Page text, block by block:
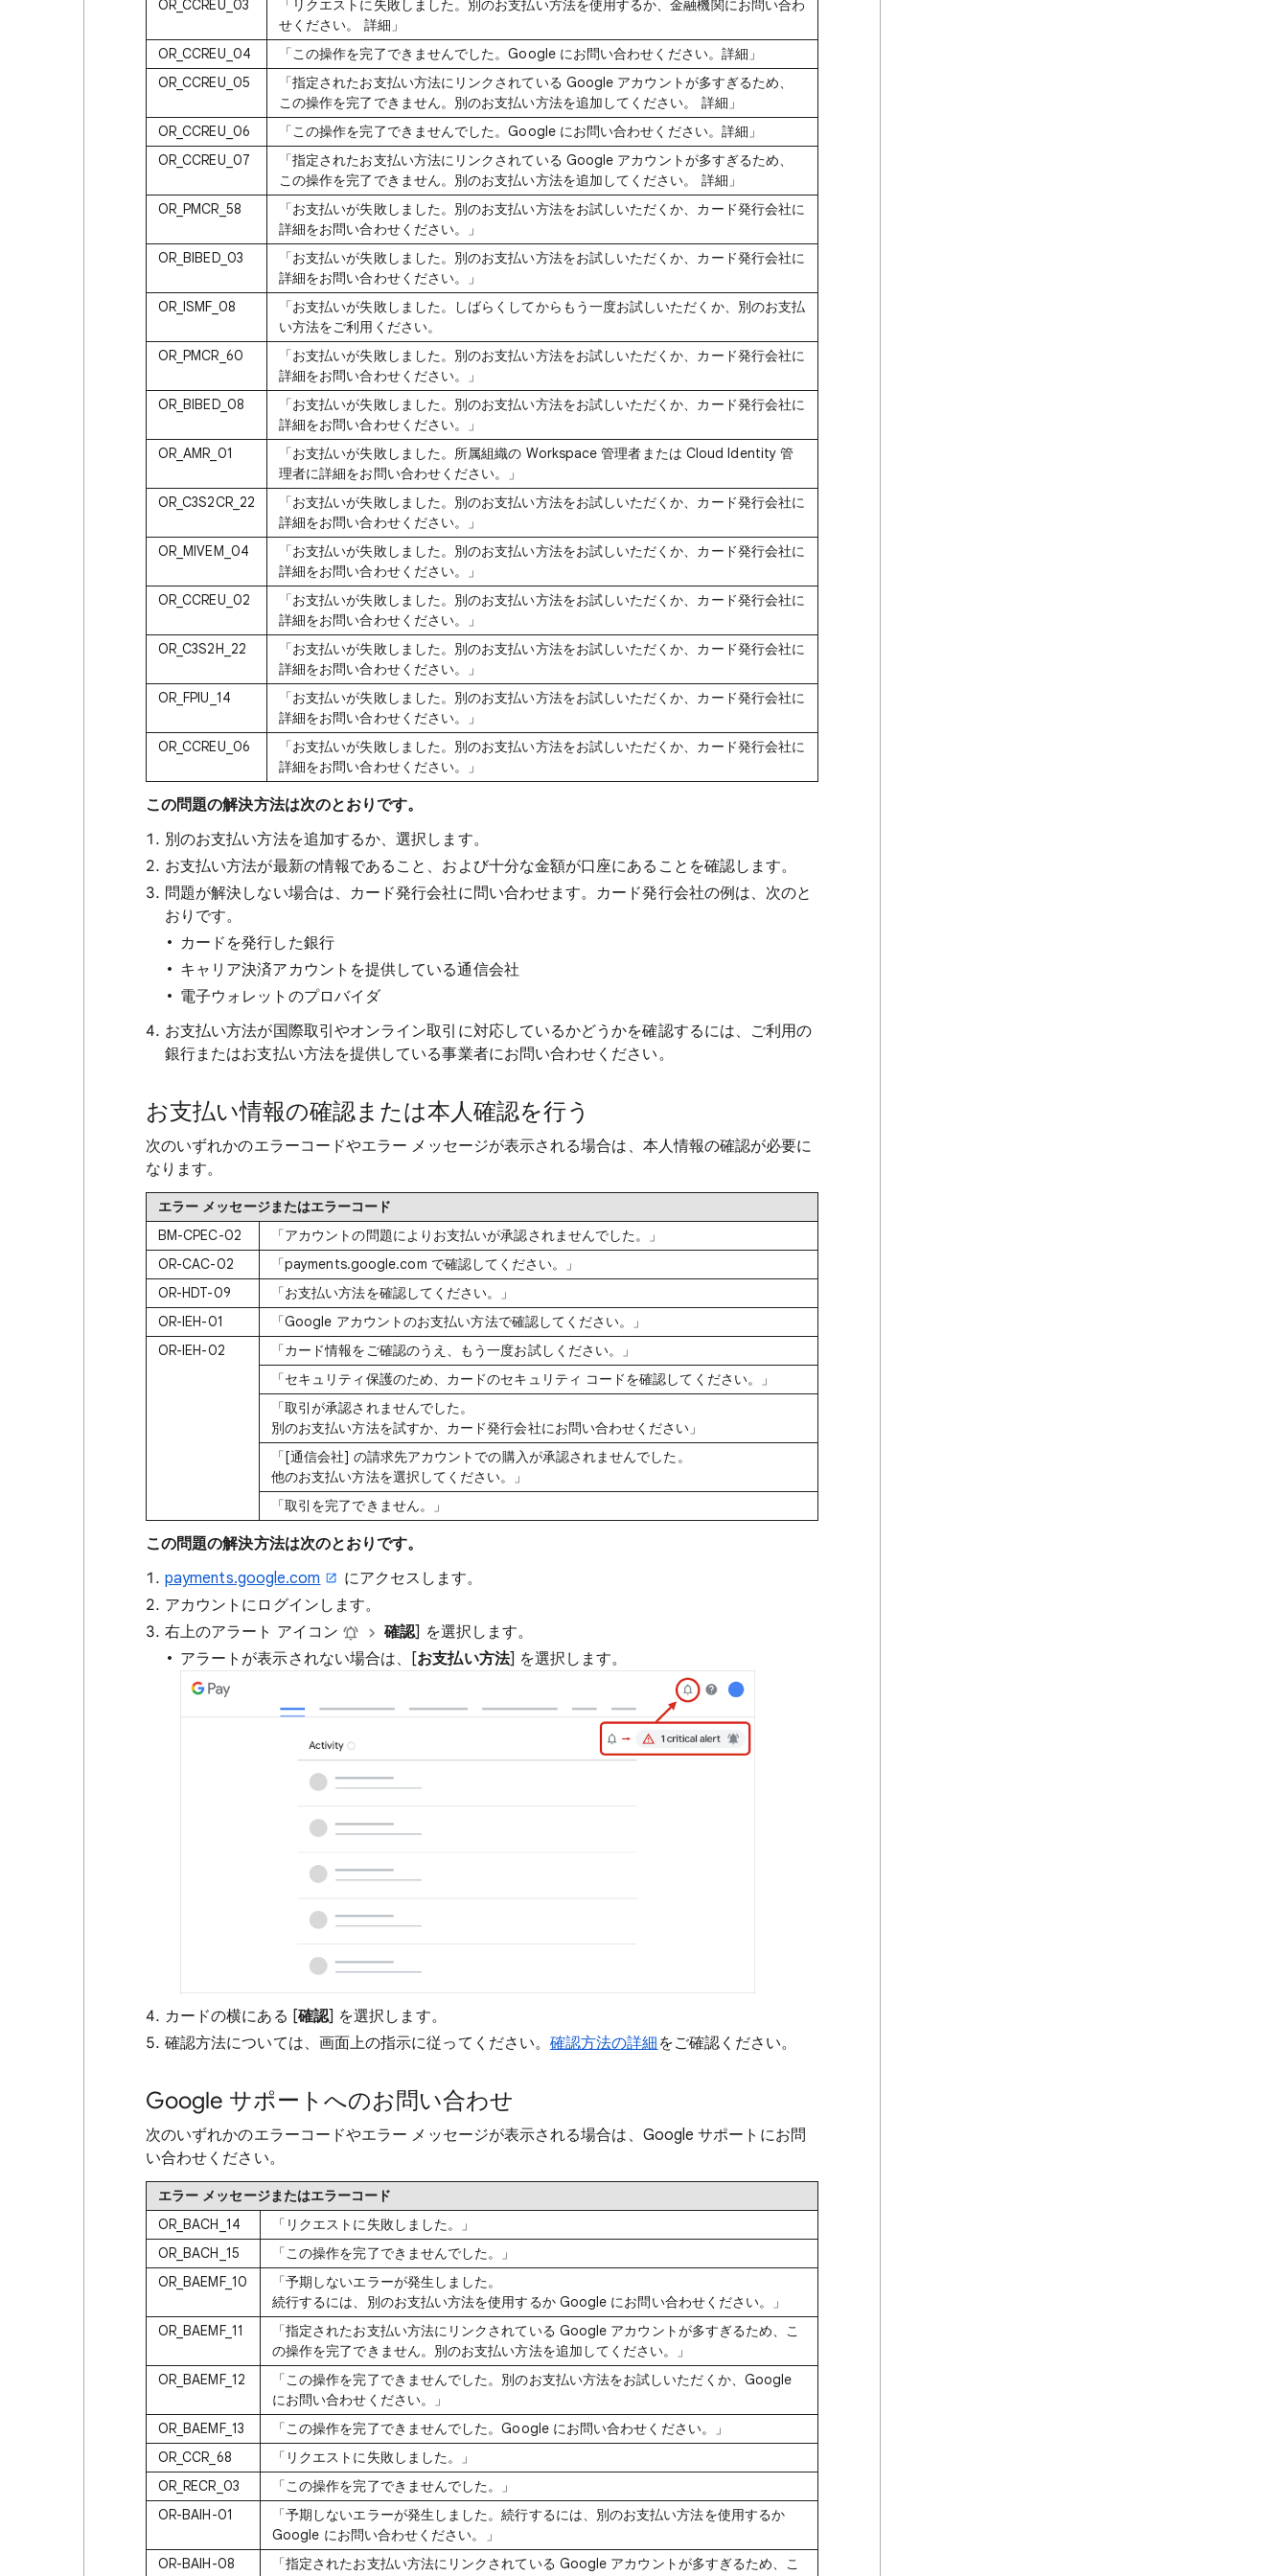
OR_CCREU_03
「リクエストに失敗しました。別のお支払い方法を使用するか、金融機関にお問い合わ
せください。 詳細」
OR_CCREU_04
「この操作を完了できませんでした。Google にお問い合わせください。詳細」
OR_CCREU_05
「指定されたお支払い方法にリンクされている Google アカウントが多すぎるため、
この操作を完了できません。別のお支払い方法を追加してください。 詳細」
OR_CCREU_06
「この操作を完了できませんでした。Google にお問い合わせください。詳細」
OR_CCREU_07
「指定されたお支払い方法にリンクされている Google アカウントが多すぎるため、
この操作を完了できません。別のお支払い方法を追加してください。 詳細」
OR_PMCR_58
「お支払いが失敗しました。別のお支払い方法をお試しいただくか、カード発行会社に
詳細をお問い合わせください。」
OR_BIBED_03
「お支払いが失敗しました。別のお支払い方法をお試しいただくか、カード発行会社に
詳細をお問い合わせください。」
OR_ISMF_08
「お支払いが失敗しました。しばらくしてからもう一度お試しいただくか、別のお支払
い方法をご利用ください。
OR_PMCR_60
「お支払いが失敗しました。別のお支払い方法をお試しいただくか、カード発行会社に
詳細をお問い合わせください。」
OR_BIBED_08
「お支払いが失敗しました。別のお支払い方法をお試しいただくか、カード発行会社に
詳細をお問い合わせください。」
OR_AMR_01
「お支払いが失敗しました。所属組織の Workspace 管理者または Cloud Identity 管
理者に詳細をお問い合わせください。」
OR_C3S2CR_22
「お支払いが失敗しました。別のお支払い方法をお試しいただくか、カード発行会社に
詳細をお問い合わせください。」
OR_MIVEM_04
「お支払いが失敗しました。別のお支払い方法をお試しいただくか、カード発行会社に
詳細をお問い合わせください。」
OR_CCREU_02
「お支払いが失敗しました。別のお支払い方法をお試しいただくか、カード発行会社に
詳細をお問い合わせください。」
OR_C3S2H_22
「お支払いが失敗しました。別のお支払い方法をお試しいただくか、カード発行会社に
詳細をお問い合わせください。」
OR_FPIU_14
「お支払いが失敗しました。別のお支払い方法をお試しいただくか、カード発行会社に
詳細をお問い合わせください。」
OR_CCREU_06
「お支払いが失敗しました。別のお支払い方法をお試しいただくか、カード発行会社に
詳細をお問い合わせください。」
この問題の解決方法は次のとおりです。
別のお支払い方法を追加するか、選択します。
お支払い方法が最新の情報であること、および十分な金額が口座にあることを確認します。
問題が解決しない場合は、カード発行会社に問い合わせます。カード発行会社の例は、次のと
おりです。
カードを発行した銀行
キャリア決済アカウントを提供している通信会社
電子ウォレットのプロバイダ
お支払い方法が国際取引やオンライン取引に対応しているかどうかを確認するには、ご利用の
銀行またはお支払い方法を提供している事業者にお問い合わせください。
お支払い情報の確認または本人確認を行う
次のいずれかのエラーコードやエラー メッセージが表示される場合は、本人情報の確認が必要に
なります。
エラー メッセージまたはエラーコード
BM-CPEC-02
「アカウントの問題によりお支払いが承認されませんでした。」
OR-CAC-02
「payments.google.com で確認してください。」
OR-HDT-09
「お支払い方法を確認してください。」
OR-IEH-01
「Google アカウントのお支払い方法で確認してください。」
OR-IEH-02
「カード情報をご確認のうえ、もう一度お試しください。」
「セキュリティ保護のため、カードのセキュリティ コードを確認してください。」
「取引が承認されませんでした。
別のお支払い方法を試すか、カード発行会社にお問い合わせください」
「[通信会社] の請求先アカウントでの購入が承認されませんでした。
他のお支払い方法を選択してください。」
「取引を完了できません。」
この問題の解決方法は次のとおりです。
payments.google.com
にアクセスします。
アカウントにログインします。
右上のアラート アイコン
確認] を選択します。
アラートが表示されない場合は、[お支払い方法] を選択します。
カードの横にある [確認] を選択します。
確認方法については、画面上の指示に従ってください。 確認方法の詳細 をご確認ください。
Google サポートへのお問い合わせ
次のいずれかのエラーコードやエラー メッセージが表示される場合は、Google サポートにお問
い合わせください。
エラー メッセージまたはエラーコード
OR_BACH_14
「リクエストに失敗しました。」
OR_BACH_15
「この操作を完了できませんでした。」
OR_BAEMF_10
「予期しないエラーが発生しました。
続行するには、別のお支払い方法を使用するか Google にお問い合わせください。」
OR_BAEMF_11
「指定されたお支払い方法にリンクされている Google アカウントが多すぎるため、こ
の操作を完了できません。別のお支払い方法を追加してください。」
OR_BAEMF_12
「この操作を完了できませんでした。別のお支払い方法をお試しいただくか、Google
にお問い合わせください。」
OR_BAEMF_13
「この操作を完了できませんでした。Google にお問い合わせください。」
OR_CCR_68
「リクエストに失敗しました。」
OR_RECR_03
「この操作を完了できませんでした。」
OR-BAIH-01
「予期しないエラーが発生しました。続行するには、別のお支払い方法を使用するか
Google にお問い合わせください。」
OR-BAIH-08
「指定されたお支払い方法にリンクされている Google アカウントが多すぎるため、こ